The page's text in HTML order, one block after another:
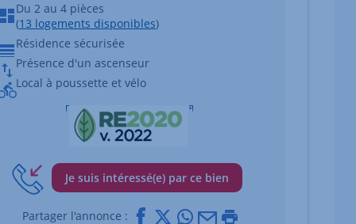
Du 2 au 4 pièces
(13 logements disponibles)
Résidence sécurisée
Présence d'un ascenseur
Local à poussette et vélo
Je suis intéressé(e) par ce bien
Partager l'annonce : Facebook
X Whatsapp
Mail